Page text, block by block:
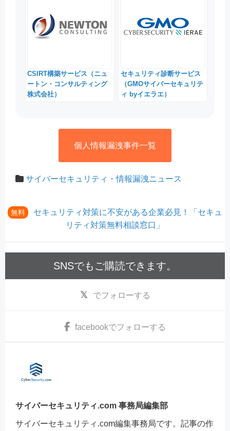
CSIRT構築サービス（ニュ
ートン・コンサルティング
株式会社）
セキュリティ診断サービス
（GMOサイバーセキュリテ
ィ byイエラエ）
個人情報漏洩事件一覧
サイバーセキュリティ・情報漏洩ニュース
無料
セキュリティ対策に不安がある企業必見！「セキュ
リティ対策無料相談窓口」
SNSでもご購読できます。
でフォローする
facebookでフォローする
サイバーセキュリティ.com 事務局編集部
サイバーセキュリティ.com編集事務局です。記事の作